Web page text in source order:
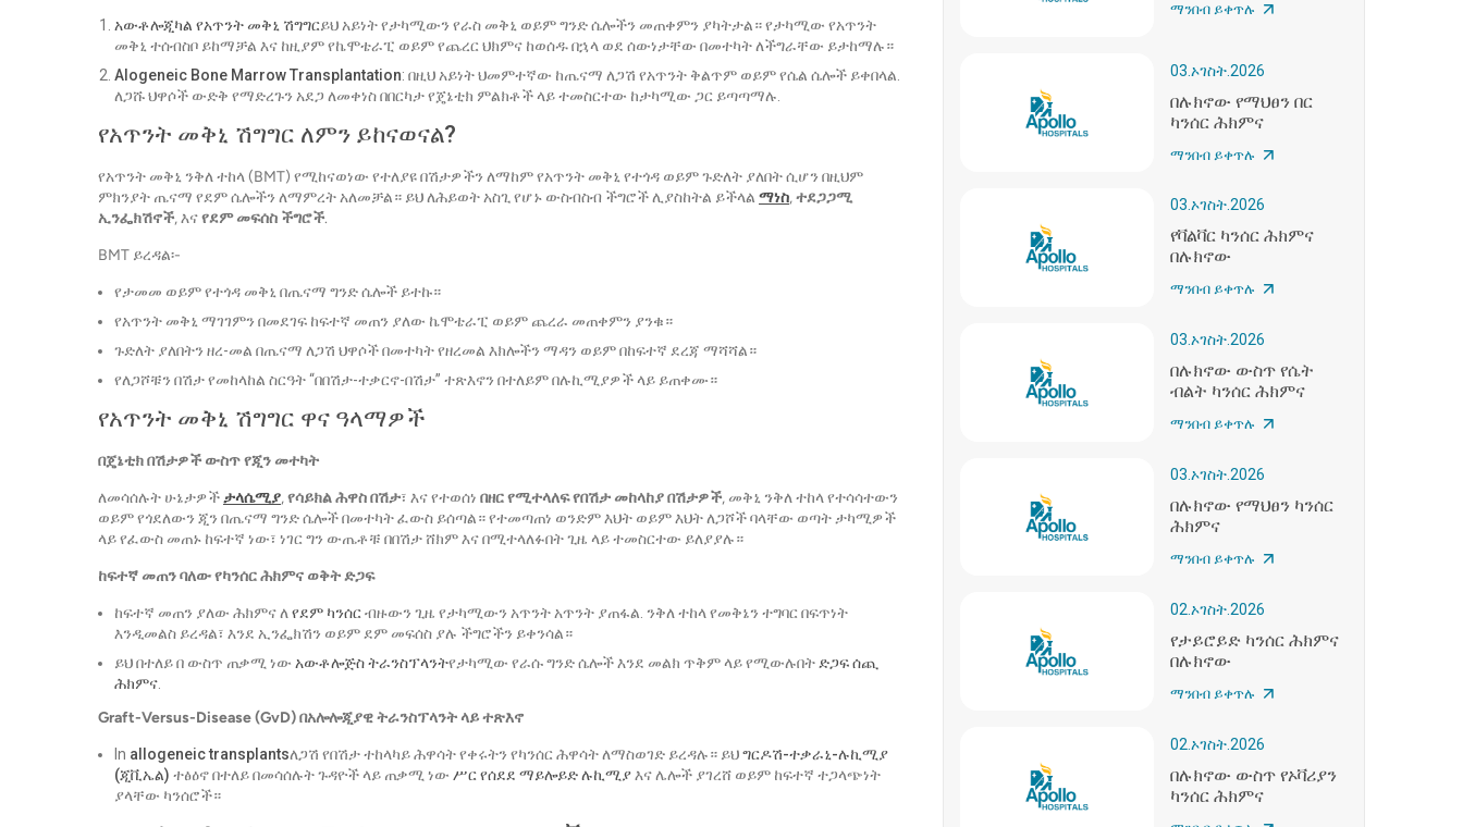
አውቶሎጂካል የአጥንት መቅኒ ሽግግርይህ አይነት የታካሚውን የራስ መቅኒ ወይም ግንድ ሴሎችን መጠቀምን ያካትታል። የታካሚው የአጥንት
መቅኒ ተሰብስቦ ይከማቻል እና ከዚያም የኬሞቴራፒ ወይም የጨረር ህክምና ከወሰዱ በኋላ ወደ ሰውነታቸው በመተካት ለችግራቸው ይታከማሉ።
Alogeneic Bone Marrow Transplantation: በዚህ አይነት ህመምተኛው ከጤናማ ለጋሽ የአጥንት ቅልጥም ወይም የሴል ሴሎች ይቀበላል.
ለጋሹ ህዋሶች ውድቅ የማድረጉን አደጋ ለመቀነስ በበርካታ የጄኔቲክ ምልክቶች ላይ ተመስርተው ከታካሚው ጋር ይጣጣማሉ.
የአጥንት መቅኒ ሽግግር ለምን ይከናወናል?
የአጥንት መቅኒ ንቅለ ተከላ (BMT) የሚከናወነው የተለያዩ በሽታዎችን ለማከም የአጥንት መቅኒ የተጎዳ ወይም ጉድለት ያለበት ሲሆን በዚህም
ምክንያት ጤናማ የደም ሴሎችን ለማምረት አለመቻል። ይህ ለሕይወት አስጊ የሆኑ ውስብስብ ችግሮች ሊያስከትል ይችላል ማነስ,ተደጋጋሚ
ኢንፌክሽኖች, እናየደም መፍሰስ ችግሮች.
BMT ይረዳል፡-
የታመመ ወይም የተጎዳ መቅኒ በጤናማ ግንድ ሴሎች ይተኩ።
የአጥንት መቅኒ ማገገምን በመደገፍ ከፍተኛ መጠን ያለው ኬሞቴራፒ ወይም ጨረራ መጠቀምን ያንቁ።
ጉድለት ያለበትን ዘረ-መል በጤናማ ለጋሽ ህዋሶች በመተካት የዘረመል እክሎችን ማዳን ወይም በከፍተኛ ደረጃ ማሻሻል።
የለጋሾቹን በሽታ የመከላከል ስርዓት “በበሽታ-ተቃርኖ-በሽታ” ተጽእኖን በተለይም በሉኪሚያዎች ላይ ይጠቀሙ።
የአጥንት መቅኒ ሽግግር ዋና ዓላማዎች
በጄኔቲክ በሽታዎች ውስጥ የጂን መተካት
ለመሳሰሉት ሁኔታዎችታላሴሚያ,የሳይክል ሕዋስ በሽታ፣ እና የተወሰነ በዘር የሚተላለፍ የበሽታ መከላከያ በሽታዎች, መቅኒ ንቅለ ተከላ የተሳሳተውን
ወይም የጎደለውን ጂን በጤናማ ግንድ ሴሎች በመተካት ፈውስ ይሰጣል። የተመጣጠነ ወንድም እህት ወይም እህት ለጋሾች ባላቸው ወጣት ታካሚዎች
ላይ የፈውስ መጠኑ ከፍተኛ ነው፣ ነገር ግን ውጤቶቹ በበሽታ ሸክም እና በሚተላለፉበት ጊዜ ላይ ተመስርተው ይለያያሉ።
ከፍተኛ መጠን ባለው የካንሰር ሕክምና ወቅት ድጋፍ
ከፍተኛ መጠን ያለው ሕክምና ለ የደም ካንሰርብዙውን ጊዜ የታካሚውን አጥንት አጥንት ያጠፋል. ንቅለ ተከላ የመቅኔን ተግባር በፍጥነት
እንዲመልስ ይረዳል፣ እንደ ኢንፌክሽን ወይም ደም መፍሰስ ያሉ ችግሮችን ይቀንሳል።
ይህ በተለይ በ ውስጥ ጠቃሚ ነው አውቶሎጅስ ትራንስፕላንትየታካሚው የራሱ ግንድ ሴሎች እንደ መልክ ጥቅም ላይ የሚውሉበትድጋፍ ሰጪ
ሕክምና
Graft-Versus-Disease (GvD) በአሎሎጂያዊ ትራንስፕላንት ላይ ተጽእኖ
In allogeneic transplantsለጋሽ የበሽታ ተከላካይ ሕዋሳት የቀሩትን የካንሰር ሕዋሳት ለማስወገድ ይረዳሉ። ይህግርዶሽ-ተቃራኒ-ሉኪሚያ
(ጂቪኤል) ተፅዕኖ በተለይ በመሳሰሉት ጉዳዮች ላይ ጠቃሚ ነው ሥር የሰደደ ማይሎይድ ሉኪሚያእና ሌሎች ያገረሸ ወይም ከፍተኛ ተጋላጭነት
ያላቸው ካንሰሮች።
ማንበብ ይቀጥሉ
03.ኦገስት.2026
በሉክኖው የማህፀን በር
ካንሰር ሕክምና
ማንበብ ይቀጥሉ
03.ኦገስት.2026
የቫልቫር ካንሰር ሕክምና
በሉክኖው
ማንበብ ይቀጥሉ
03.ኦገስት.2026
በሉክኖው ውስጥ የሴት
ብልት ካንሰር ሕክምና
ማንበብ ይቀጥሉ
03.ኦገስት.2026
በሉክኖው የማህፀን ካንሰር
ሕክምና
ማንበብ ይቀጥሉ
02.ኦገስት.2026
የታይሮይድ ካንሰር ሕክምና
በሉክኖው
ማንበብ ይቀጥሉ
02.ኦገስት.2026
በሉክኖው ውስጥ የኦቫሪያን
ካንሰር ሕክምና